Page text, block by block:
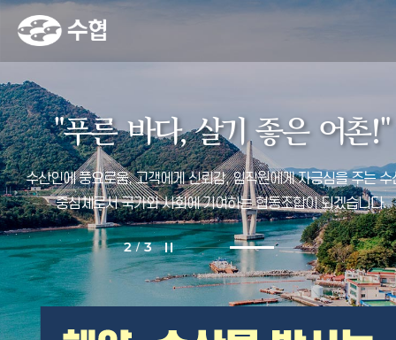
fnctId=imageSlide,fnctNo=21
비주얼( 3개)
"푸른 바다, 살기 좋은 어촌!"
수산인에 풍요로움, 고객에게 신뢰감, 임직원에게 자긍심을 주는수
중심체로서 국가와 사회에 기여하는 협동조합이 되겠습니다.
2 / 3
fnctId=imageSlide,fnctNo=22
팝업존(4개)